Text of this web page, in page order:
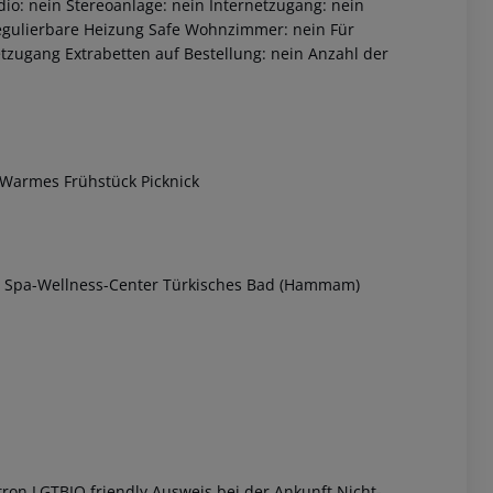
nein Stereoanlage: nein Internetzugang: nein
Heizung Safe Wohnzimmer: nein Für
Extrabetten auf Bestellung: nein Anzahl der
Frühstück Picknick
Wellness-Center Türkisches Bad (Hammam)